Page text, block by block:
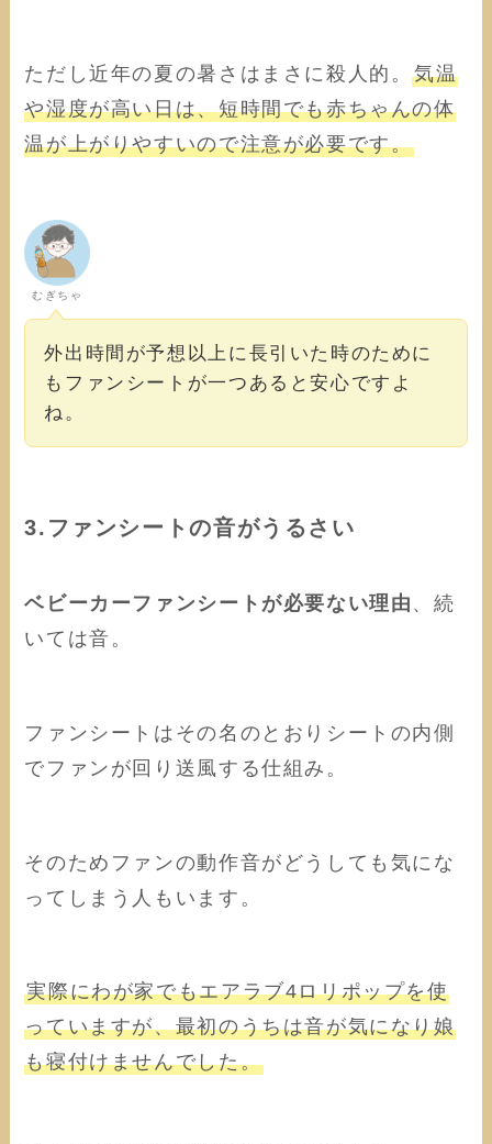
ただし近年の夏の暑さはまさに殺人的。気温
や湿度が高い日は、短時間でも赤ちゃんの体
温が上がりやすいので注意が必要です。
むぎちゃ
外出時間が予想以上に長引いた時のために
もファンシートが一つあると安心ですよ
ね。
3.ファンシートの音がうるさい
ベビーカーファンシートが必要ない理由 、続
いては音。
ファンシートはその名のとおりシートの内側
でファンが回り送風する仕組み。
そのためファンの動作音がどうしても気にな
ってしまう人もいます。
実際にわが家でもエアラブ4ロリポップを使
っていますが、最初のうちは音が気になり娘
も寝付けませんでした。